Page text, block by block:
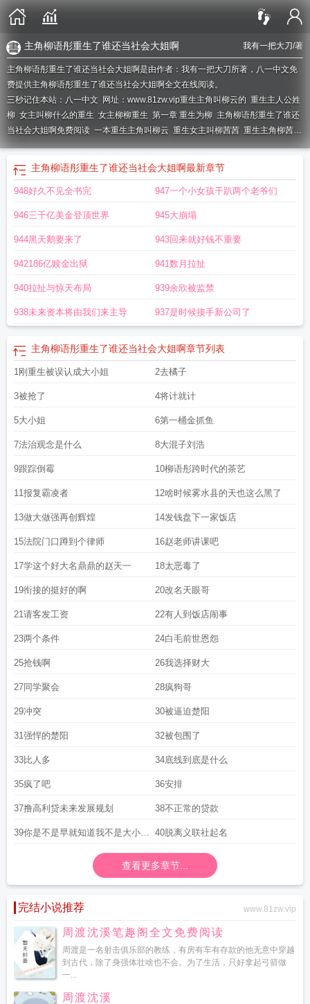
我有一把大刀/著
主角柳语彤重生了谁还当社会大姐啊
主角柳语彤重生了谁还当社会大姐啊是由作者：我有一把大刀所著，八一中文免
费提供主角柳语彤重生了谁还当社会大姐啊全文在线阅读。
三秒记住本站：八一中文 网址：www.81zw.vip重生主角叫柳云的 重生主人公姓
柳 女主叫柳什么的重生 女主柳柳重生 第一章 重生为柳 主角柳语彤重生了谁还
当社会大姐啊免费阅读 一本重生主角叫柳云 重生女主叫柳茜茜 重生主角柳茜
茜重生女主角叫柳什么主人公叫柳什么的重生女主叫柳玉笙的女主叫柳柳的
主角叫柳什么 主角叫柳什么的
主角柳语彤重生了谁还当社会大姐啊最新章节
948好久不见全书完 947一个小女孩干趴两个老爷们
946三千亿美金登顶世界 945大崩塌
944黑天鹅要来了 943回来就好钱不重要
942186亿赎金出狱 941数月拉扯
940拉扯与惊天布局 939余欣被监禁
938未来资本将由我们来主导 937是时候接手新公司了
主角柳语彤重生了谁还当社会大姐啊章节列表
1刚重生被误认成大小姐 2去橘子
3被抢了 4将计就计
5大小姐 6第一桶金抓鱼
7法治观念是什么 8大混子刘浩
9跟踪倒霉 10柳语彤跨时代的茶艺
11报复霸凌者 12啥时候雾水县的天也这么黑了
13做大做强再创辉煌 14发钱盘下一家饭店
15法院门口蹲到个律师 16赵老师讲课吧
17学这个好大名鼎鼎的赵天一 18太恶毒了
19衔接的挺好的啊 20改名天眼哥
21请客发工资 22有人到饭店闹事
23两个条件 24白毛前世恩怨
25抢钱啊 26我选择财大
27同学聚会 28疯狗哥
29冲突 30被逼迫楚阳
31强悍的楚阳 32被包围了
33比人多 34底线到底是什么
35疯了吧 36安排
37撸高利贷未来发展规划 38不正常的贷款
39你是不是早就知道我不是大小姐 40脱离义联社起名
查看更多章节...
完结小说推荐 www.81zw.vip
周渡沈溪笔趣阁全文免费阅读
周渡是一名射击俱乐部的教练，有房有车有存款的他无意中穿越
到古代，除了身强体壮啥也不会。为了生活，只好拿起弓箭做
一...
周渡沈溪